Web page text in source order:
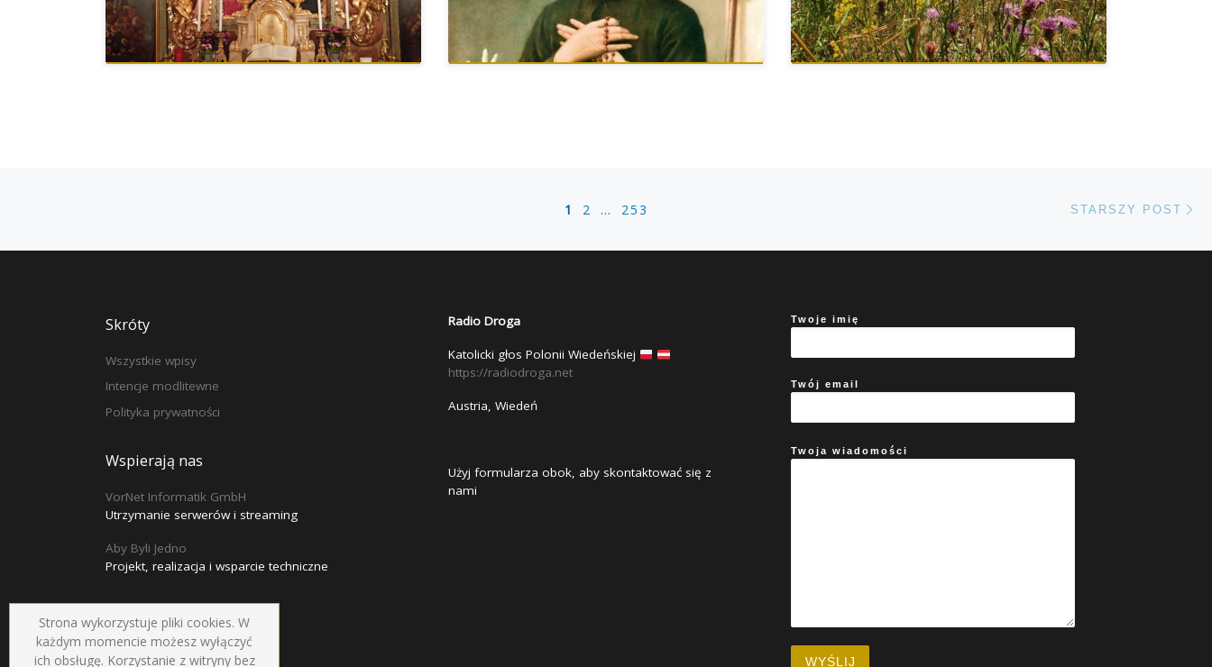
1 2 … 253 STARSZY POST
Skróty
Wszystkie wpisy
Intencje modlitewne
Polityka prywatności
Wspierają nas
VorNet Informatik GmbH
Utrzymanie serwerów i streaming
Aby Byli Jedno
Projekt, realizacja i wsparcie techniczne
Radio Droga
Katolicki głos Polonii Wiedeńskiej
https://radiodroga.net
Austria, Wiedeń
Użyj formularza obok, aby skontaktować się z
nami
Twoje imię
Twój email
Twoja wiadomości
Strona wykorzystuje pliki cookies. W
każdym momencie możesz wyłączyć
ich obsługę. Korzystanie z witryny bez